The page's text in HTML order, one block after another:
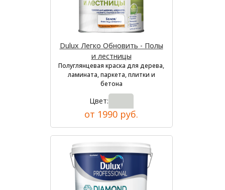
Dulux Легко Обновить - Полы
и лестницы
Полуглянцевая краска для дерева,
ламината, паркета, плитки и
бетона
Цвет:
от 1990 руб.